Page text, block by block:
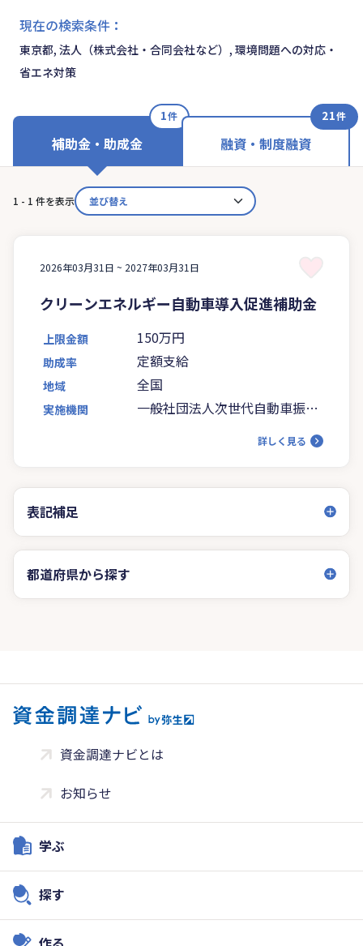
なお、融資情報、ならびに「学ぶ」「作る」「相
談する」の各機能は通常通りご利用いただけま
す。
現在の検索条件 ：
東京都, 法人（株式会社・合同会社など）, 環境問題への対応・
省エネ対策
補助金・助成金
1件
融資・制度融資
21件
1 - 1 件を表示
2026年03月31日 ~ 2027年03月31日
クリーンエネルギー自動車導入促進補助金
上限金額 150万円
助成率 定額支給
地域 全国
実施機関
一般社団法人次世代自動車振興
詳しく見る
表記補足
都道府県から探す
資金調達ナビとは
お知らせ
学ぶ
探す